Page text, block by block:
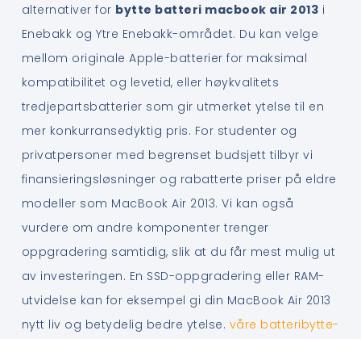
alternativer for bytte batteri macbook air 2013 i
Enebakk og Ytre Enebakk-området. Du kan velge
mellom originale Apple-batterier for maksimal
kompatibilitet og levetid, eller høykvalitets
tredjepartsbatterier som gir utmerket ytelse til en
mer konkurransedyktig pris. For studenter og
privatpersoner med begrenset budsjett tilbyr vi
finansieringsløsninger og rabatterte priser på eldre
modeller som MacBook Air 2013. Vi kan også
vurdere om andre komponenter trenger
oppgradering samtidig, slik at du får mest mulig ut
av investeringen. En SSD-oppgradering eller RAM-
utvidelse kan for eksempel gi din MacBook Air 2013
nytt liv og betydelig bedre ytelse. våre batteribytte-